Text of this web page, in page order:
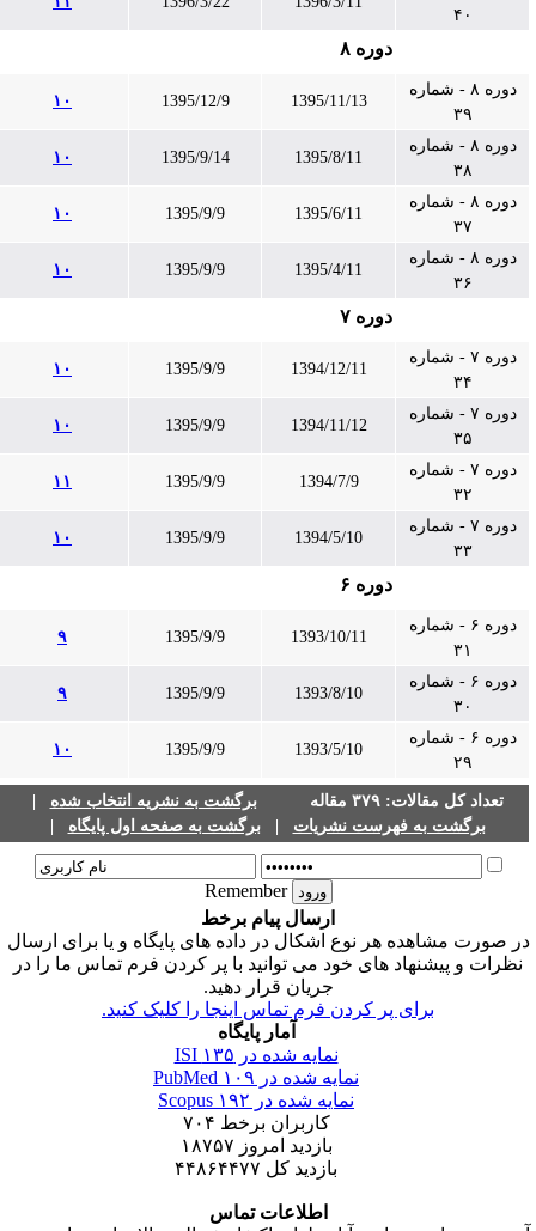
۴۰
دوره ۸
دوره ۸ - شماره
۳۹
1395/11/13
1395/12/9 ۱۰
دوره ۸ - شماره
۳۸
1395/8/11
1395/9/14 ۱۰
دوره ۸ - شماره
۳۷
1395/6/11
1395/9/9 ۱۰
دوره ۸ - شماره
۳۶
1395/4/11
1395/9/9 ۱۰
دوره ۷
دوره ۷ - شماره
۳۴
1394/12/11
1395/9/9 ۱۰
دوره ۷ - شماره
۳۵
1394/11/12
1395/9/9 ۱۰
دوره ۷ - شماره
۳۲
1394/7/9
1395/9/9 ۱۱
دوره ۷ - شماره
۳۳
1394/5/10
1395/9/9 ۱۰
دوره ۶
دوره ۶ - شماره
۳۱
1393/10/11
1395/9/9
دوره ۶ - شماره
۳۰
1393/8/10
1395/9/9
دوره ۶ - شماره
۲۹
1393/5/10
1395/9/9 ۱۰
تعداد کل مقالات: ۳۷۹ مقاله برگشت به نشریه انتخاب شده|
برگشت به فهرست نشریات| برگشت به صفحه اول پایگاه|
Remember
ارسال پیام برخط
صورت مشاهده هر نوع اشکال در داده های پایگاه و یا برای ارسال
نظرات و پیشنهاد های خود می توانید با پر کردن فرم تماس ما را در
جریان قرار دهید.
برای پر کردن فرم تماس اینجا را کلیک کنید.
آمار پایگاه
نمایه شده در ISI۱۳۵
نمایه شده در PubMed۱۰۹
نمایه شده در Scopus۱۹۲
کاربران برخط۷۰۴
بازدید امروز۱۸۷۵۷
بازدید کل ۴۴۸۶۴۴۷۷
اطلاعات تماس